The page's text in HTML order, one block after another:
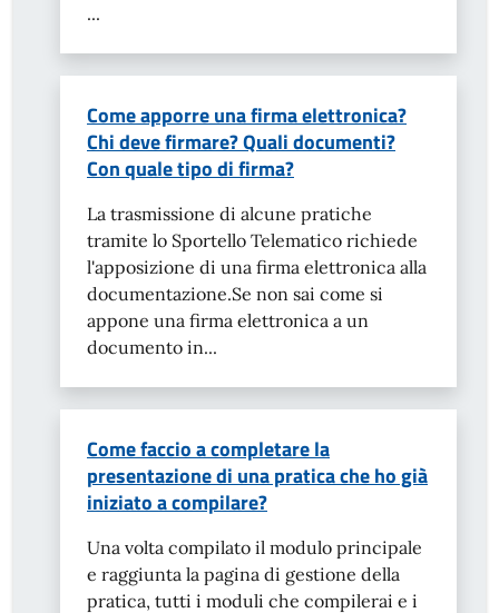
...
Come apporre una firma elettronica?
Chi deve firmare? Quali documenti?
Con quale tipo di firma?
La trasmissione di alcune pratiche
tramite lo Sportello Telematico richiede
l'apposizione di una firma elettronica alla
documentazione.Se non sai come si
appone una firma elettronica a un
documento in...
Come faccio a completare la
presentazione di una pratica che ho già
iniziato a compilare?
Una volta compilato il modulo principale
e raggiunta la pagina di gestione della
pratica, tutti i moduli che compilerai e i